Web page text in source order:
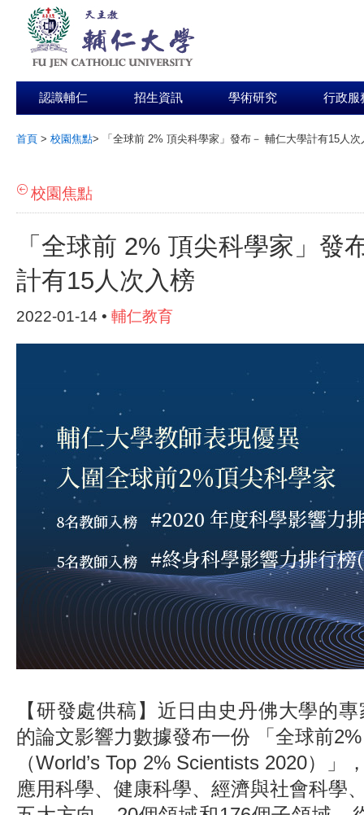
認識輔仁 招生資訊 學術研究 行政服
首頁 > 校園焦點> 「全球前 2% 頂尖科學家」發布－ 輔仁大學計有15人次
校園焦點
「全球前 2% 頂尖科學家」發
計有15人次入榜
2022-01-14 • 輔仁教育
【研發處供稿】近日由史丹佛大學的
的論文影響力數據發布一份 「全球前
（World’s Top 2% Scientists 2020）」
應用科學、健康科學、經濟與社會科學